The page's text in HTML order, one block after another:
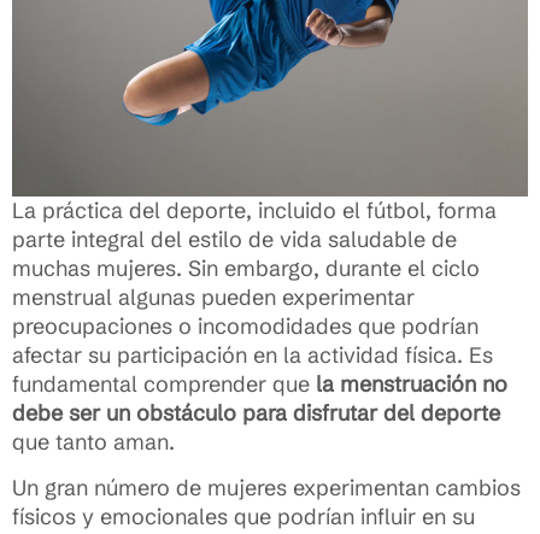
La práctica del deporte, incluido el fútbol, forma
parte integral del estilo de vida saludable de
muchas mujeres. Sin embargo, durante el ciclo
menstrual algunas pueden experimentar
preocupaciones o incomodidades que podrían
afectar su participación en la actividad física. Es
fundamental comprender que la menstruación no
debe ser un obstáculo para disfrutar del deporte
que tanto aman.
Un gran número de mujeres experimentan cambios
físicos y emocionales que podrían influir en su